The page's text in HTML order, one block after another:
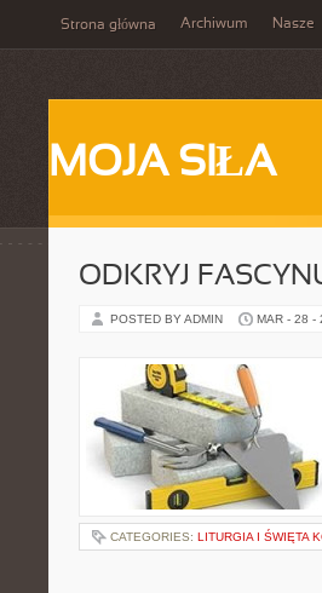
Strona główna Archiwum Nasze
MOJA SIŁA
ODKRYJ
POSTED BY ADMIN MAR - 28 -
CATEGORIES: LITURGIA I ŚWIĘTA